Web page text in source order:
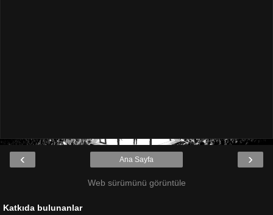
‹ ›
Ana Sayfa
Web sürümünü görüntüle
Katkıda bulunanlar